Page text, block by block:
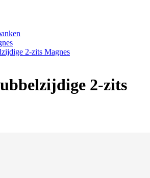
2-zits Magnes
2-zits